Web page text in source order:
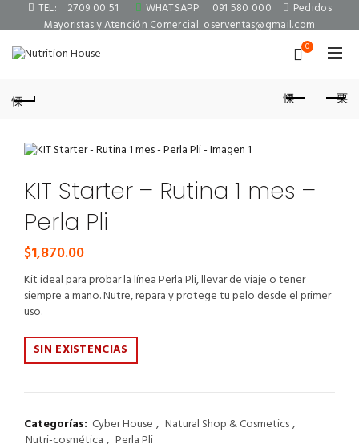
TEL: 2709 00 51 WHATSAPP: 091 580 000
Pedidos
Mayoristas y Atención Comercial: oserventas@gmail.com
0
KIT Starter – Rutina 1 mes –
Perla Pli
$1,870.00
Kit ideal para probar la línea Perla Pli, llevar de viaje o tener
siempre a mano. Nutre, repara y protege tu pelo desde el primer
uso.
SIN EXISTENCIAS
Categorías: Cyber House , Natural Shop & Cosmetics,
Nutri-cosmética , Perla Pli